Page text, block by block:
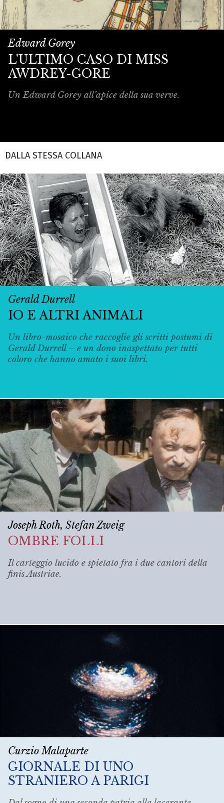
Edward Gorey
L'ULTIMO CASO DI MISS
AWDREY-GORE
Un Edward Gorey all’apice della sua verve.
DALLA STESSA COLLANA
Gerald Durrell
IO E ALTRI ANIMALI
Un libro-mosaico che raccoglie gli scritti postumi di
Gerald Durrell – e un dono inaspettato per tutti
coloro che hanno amato i suoi libri.
Joseph Roth, Stefan Zweig
OMBRE FOLLI
Il carteggio lucido e spietato fra i due cantori della
finis Austriae.
Curzio Malaparte
GIORNALE DI UNO
STRANIERO A PARIGI